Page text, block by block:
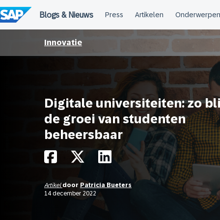
naar
de
inhoud
Innovatie
Digitale universiteiten: zo
de groei van studenten
beheersbaar
Artikel door Patricia Bueters
14 december 2022